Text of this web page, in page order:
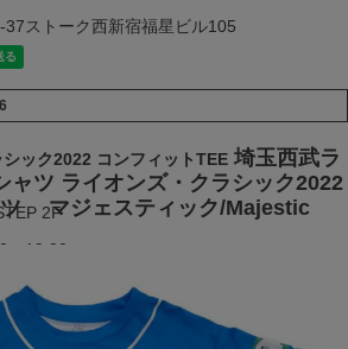
ストーク西新宿福星ビル105
2F
～19:00
橋1丁目6番14号
ック2022 コンフィットTEE 埼玉西武ラ
ャツ ライオンズ・クラシック2022
ツ マジェスティック/Majestic